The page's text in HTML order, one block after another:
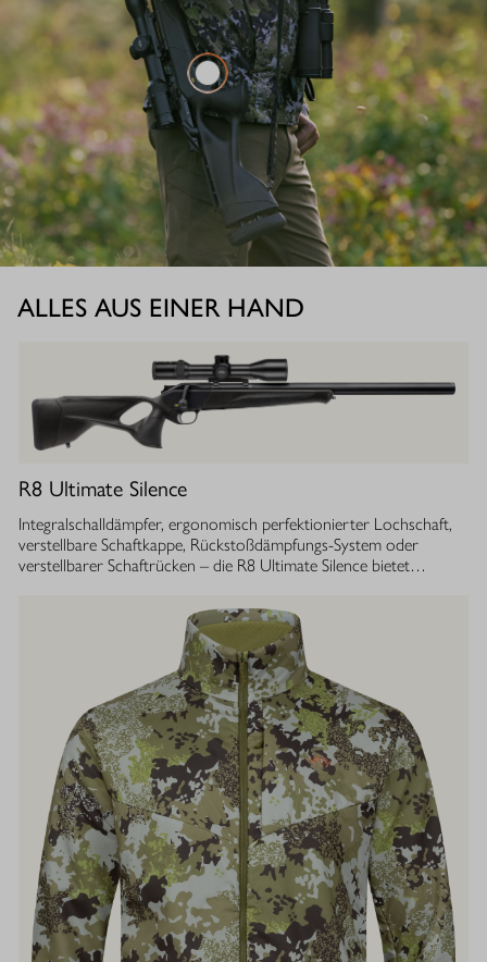
ALLES AUS EINER HAND
R8 Ultimate Silence
Integralschalldämpfer, ergonomisch perfektionierter Lochschaft,
verstellbare Schaftkappe, Rückstoßdämpfungs-System oder
verstellbarer Schaftrücken – die R8 Ultimate Silence bietet
auf die eigenen Bedürfnisse abstimmen und tragen aktiv zum
besseren Treffen bei. Gleichzeitig ist ihre Konstruktion ganzheitlich
auf den Schutz des Gehörs von Jäger und Hund abgestimmt.
Immer, bei jedem Schuss. Dafür sorgt der Blaser
Integralschalldämpfer. Dank gleichmäßig über den gesamten Lauf
verteilter Masse, bietet die R8 Ultimate Silence die erstklassige
Balance und Führigkeit, die jedes R8 Modell auszeichnet. Die ­
Außenkontur von Lauf- und Schalldämpfermantel ist in
stufenlosem Bull-Barrel-Design gestaltet, das ihr sowohl ein
geringes Gewicht als auch ein ausgesprochen attraktives
Gesamtbild verleiht.